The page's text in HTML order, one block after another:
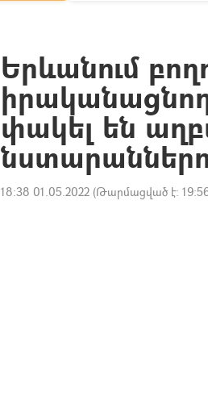
Երևանում
փակել են
18:38 01.05.2022 (Թարմացված է: